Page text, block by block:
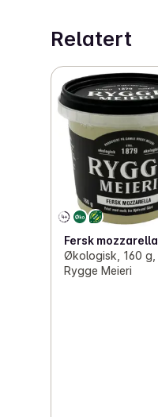
Relatert
Fersk mozzarella
Økologisk, 160 g,
Rygge Meieri